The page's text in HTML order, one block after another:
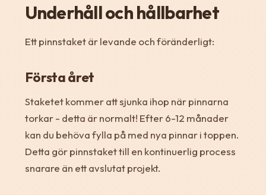
Underhåll och hållbarhet
Ett pinnstaket är levande och föränderligt:
Första året
Staketet kommer att sjunka ihop när pinnarna
torkar - detta är normalt! Efter 6-12 månader
kan du behöva fylla på med nya pinnar i toppen.
Detta gör pinnstaket till en kontinuerlig process
snarare än ett avslutat projekt.